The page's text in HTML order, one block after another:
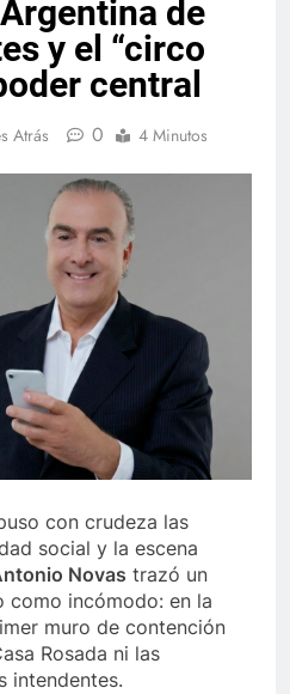
de
y el “circo
central
Atrás 0 4 Minutos
con crudeza las
social y la escena
Novas trazó un
incómodo: en la
muro de contención
Rosada ni las
intendentes.